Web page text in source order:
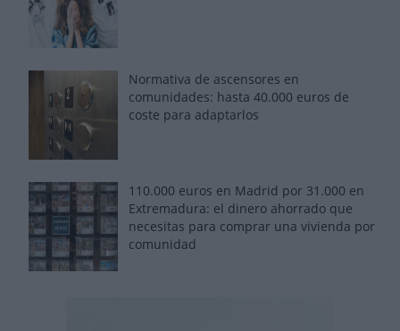
Normativa de ascensores en
comunidades: hasta 40.000 euros de
coste para adaptarlos
110.000 euros en Madrid por 31.000 en
Extremadura: el dinero ahorrado que
necesitas para comprar una vivienda por
comunidad